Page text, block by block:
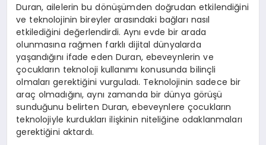
Duran, ailelerin bu dönüşümden doğrudan etkilendiğini
ve teknolojinin bireyler arasındaki bağları nasıl
etkilediğini değerlendirdi. Aynı evde bir arada
olunmasına rağmen farklı dijital dünyalarda
yaşandığını ifade eden Duran, ebeveynlerin ve
çocukların teknoloji kullanımı konusunda bilinçli
olmaları gerektiğini vurguladı. Teknolojinin sadece bir
araç olmadığını, aynı zamanda bir dünya görüşü
sunduğunu belirten Duran, ebeveynlere çocukların
teknolojiyle kurdukları ilişkinin niteliğine odaklanmaları
gerektiğini aktardı.